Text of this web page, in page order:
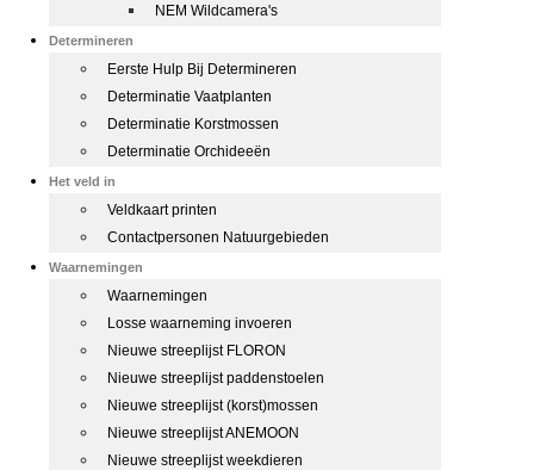
NEM Wildcamera's
Determineren
Eerste Hulp Bij Determineren
Determinatie Vaatplanten
Determinatie Korstmossen
Determinatie Orchideeën
Het veld in
Veldkaart printen
Contactpersonen Natuurgebieden
Waarnemingen
Waarnemingen
Losse waarneming invoeren
Nieuwe streeplijst FLORON
Nieuwe streeplijst paddenstoelen
Nieuwe streeplijst (korst)mossen
Nieuwe streeplijst ANEMOON
Nieuwe streeplijst weekdieren